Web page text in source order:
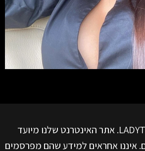
© LADYTELAVIV 2025. אתר האינטרנט שלנו מיועד
איננו אחראים למידע שהם מפרסמים